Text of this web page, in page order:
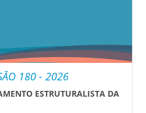
180 - 2026
ESTRUTURALISTA DA